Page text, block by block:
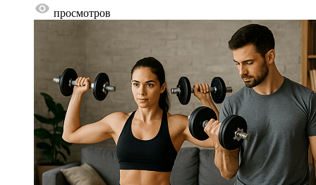
просмотров